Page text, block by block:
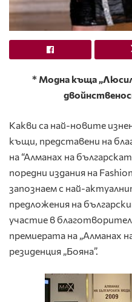
* Модна къща
Какви са най-новите
къщи, представени на
на “Алманах на
поредни издания на
запознаем с най-
предложения на
участие в
премиерата на „Алманах
резиденция „Бояна”.